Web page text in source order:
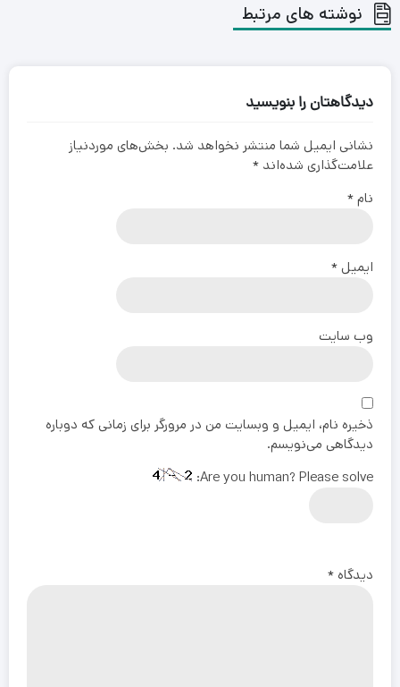
نوشته های مرتبط
دیدگاهتان را بنویسید
نشانی ایمیل شما منتشر نخواهد شد. بخش‌های موردنیاز
علامت‌گذاری شده‌اند *
نام*
ایمیل*
وب‌ سایت
ذخیره نام، ایمیل و وبسایت من در مرورگر برای زمانی که دوباره
دیدگاهی می‌نویسم.
Are you human? Please solve:
دیدگاه *